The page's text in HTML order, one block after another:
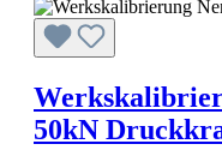
50kN